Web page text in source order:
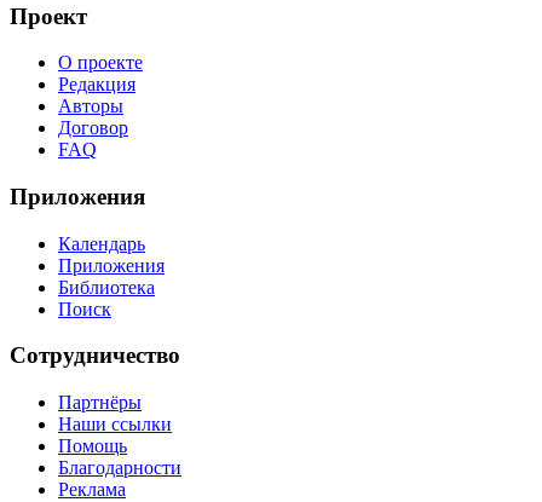
Проект
О проекте
Редакция
Авторы
Договор
FAQ
Приложения
Календарь
Приложения
Библиотека
Поиск
Сотрудничество
Партнёры
Наши ссылки
Помощь
Благодарности
Реклама